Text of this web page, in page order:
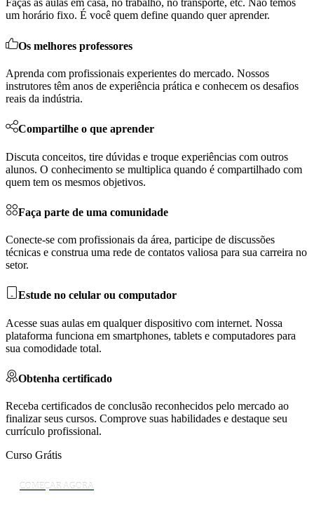
Faças as aulas em casa, no trabalho, no transporte, etc. Não temos
um horário fixo. É você quem define quando quer aprender.
Os melhores professores
Aprenda com profissionais experientes do mercado. Nossos
instrutores têm anos de experiência prática e conhecem os desafios
reais da indústria.
Compartilhe o que aprender
Discuta conceitos, tire dúvidas e troque experiências com outros
alunos. O conhecimento se multiplica quando é compartilhado com
quem tem os mesmos objetivos.
Faça parte de uma comunidade
Conecte-se com profissionais da área, participe de discussões
técnicas e construa uma rede de contatos valiosa para sua carreira no
setor.
Estude no celular ou computador
Acesse suas aulas em qualquer dispositivo com internet. Nossa
plataforma funciona em smartphones, tablets e computadores para
sua comodidade total.
Obtenha certificado
Receba certificados de conclusão reconhecidos pelo mercado ao
finalizar seus cursos. Comprove suas habilidades e destaque seu
currículo profissional.
Curso Grátis
COMEÇAR AGORA